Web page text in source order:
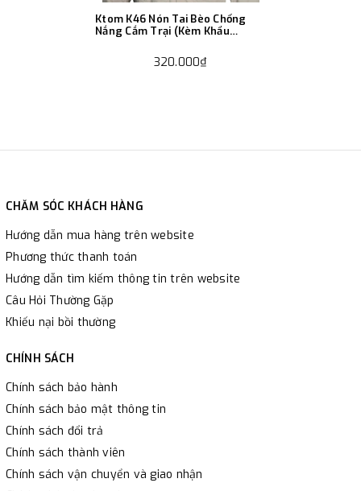
Ktom K46 Nón Tai Bèo Chống
Nắng Cắm Trại (Kèm Khẩu
320.000₫
CHĂM SÓC KHÁCH HÀNG
Hướng dẫn mua hàng trên website
Phương thức thanh toán
Hướng dẫn tìm kiếm thông tin trên website
Câu Hỏi Thường Gặp
Khiếu nại bồi thường
CHÍNH SÁCH
Chính sách bảo hành
Chính sách bảo mật thông tin
Chính sách đổi trả
Chính sách thành viên
Chính sách vận chuyển và giao nhận